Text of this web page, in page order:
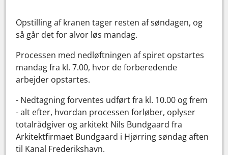
Opstilling af kranen tager resten af søndagen, og
så går det for alvor løs mandag.
Processen med nedløftningen af spiret opstartes
mandag fra kl. 7.00, hvor de forberedende
arbejder opstartes.
- Nedtagning forventes udført fra kl. 10.00 og frem
- alt efter, hvordan processen forløber, oplyser
totalrådgiver og arkitekt Nils Bundgaard fra
Arkitektfirmaet Bundgaard i Hjørring søndag aften
til Kanal Frederikshavn.